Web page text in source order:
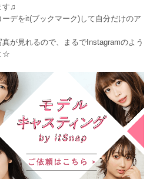
す♫
デをit(ブックマーク)して自分だけのア
が見れるので、まるでInstagramのよう
☆